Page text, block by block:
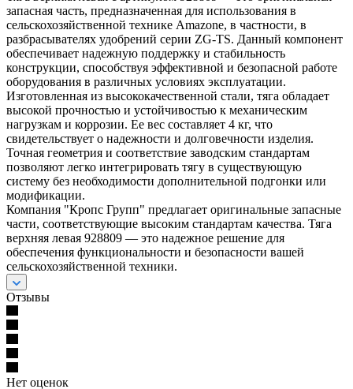
запасная часть, предназначенная для использования в
сельскохозяйственной технике Amazone, в частности, в
разбрасывателях удобрений серии ZG-TS. Данный компонент
обеспечивает надежную поддержку и стабильность
конструкции, способствуя эффективной и безопасной работе
оборудования в различных условиях эксплуатации.
Изготовленная из высококачественной стали, тяга обладает
высокой прочностью и устойчивостью к механическим
нагрузкам и коррозии. Ее вес составляет 4 кг, что
свидетельствует о надежности и долговечности изделия.
Точная геометрия и соответствие заводским стандартам
позволяют легко интегрировать тягу в существующую
систему без необходимости дополнительной подгонки или
модификации.
Компания "Кропс Групп" предлагает оригинальные запасные
части, соответствующие высоким стандартам качества. Тяга
верхняя левая 928809 — это надежное решение для
обеспечения функциональности и безопасности вашей
сельскохозяйственной техники.
Отзывы
Нет оценок